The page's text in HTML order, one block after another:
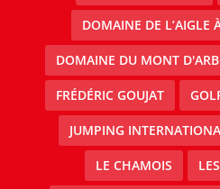
DOMAINE DE L’AIGLE
DOMAINE DU MONT
FRÉDÉRIC GOUJAT
JUMPING
LE CHAMOIS